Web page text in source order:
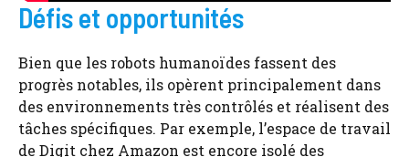
Défis et opportunités
Bien que les robots humanoïdes fassent des
progrès notables, ils opèrent principalement dans
des environnements très contrôlés et réalisent des
tâches spécifiques. Par exemple, l’espace de travail
de Digit chez Amazon est encore isolé des